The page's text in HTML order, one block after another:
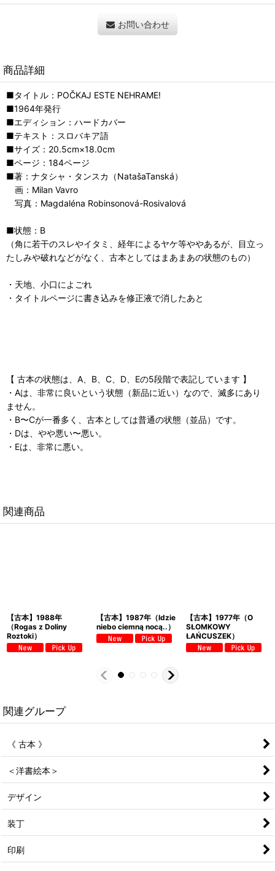
お問い合わせ
商品詳細
■タイトル：POČKAJ ESTE NEHRAME!
■1964年発行
■エディション：ハードカバー
■テキスト：スロバキア語
■サイズ：20.5cm×18.0cm
■ページ：184ページ
■著：ナタシャ・タンスカ（NatašaTanská）
画：Milan Vavro
写真：Magdaléna Robinsonová-Rosivalová
■状態：B
（角に若干のスレやイタミ、経年によるヤケ等ややあるが、目立っ
たしみや破れなどがなく、古本としてはまあまあの状態のもの）
・天地、小口によごれ
・タイトルページに書き込みを修正液で消したあと
【 古本の状態は、A、B、C、D、Eの5段階で表記しています 】
・Aは、非常に良いという状態（新品に近い）なので、滅多にあり
ません。
・B〜Cが一番多く、古本としては普通の状態（並品）です。
・Dは、やや悪い〜悪い。
・Eは、非常に悪い。
関連商品
【古本】1988年
（Rogas z Doliny
Roztoki）
【古本】1987年（Idzie
niebo ciemną nocą..）
【古本】1977年（O
SŁOMKOWY
ŁAŃCUSZEK）
関連グループ
《 古本 》
＜洋書絵本＞
デザイン
装丁
印刷